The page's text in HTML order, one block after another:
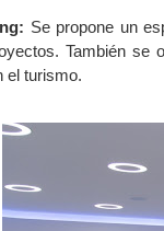
Se propone un
También se
el turismo.